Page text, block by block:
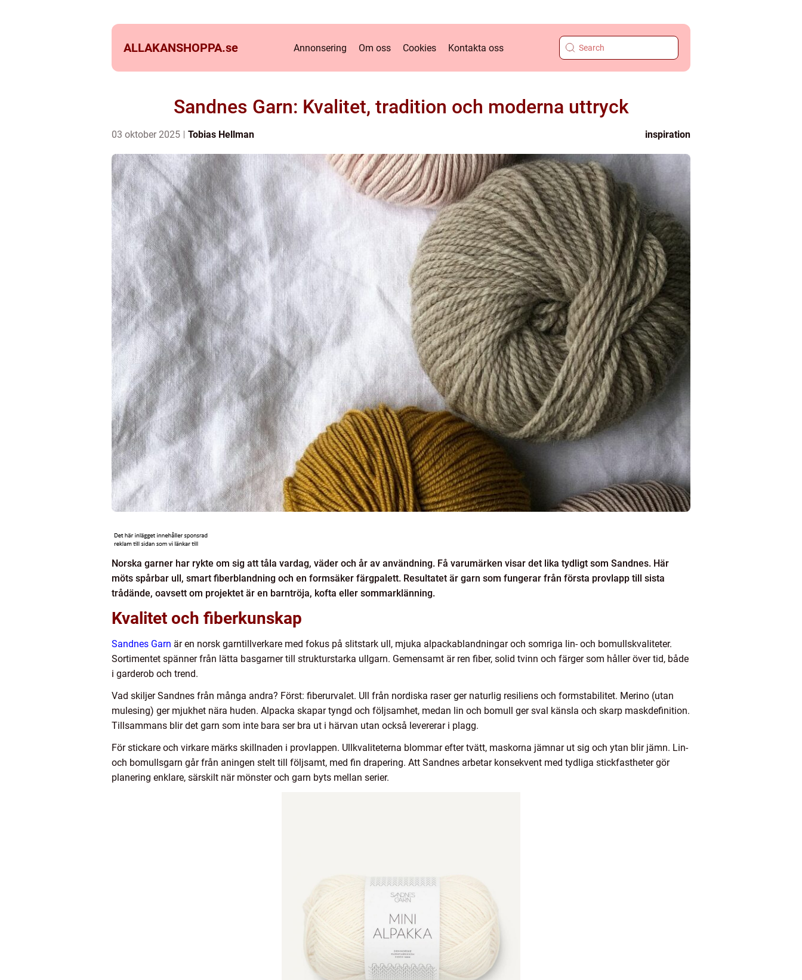
ALLAKANSHOPPA.se Annonsering Om oss Cookies Kontakta oss
Sandnes Garn: Kvalitet, tradition och moderna uttryck
03 oktober 2025 Tobias Hellman inspiration
Norska garner har rykte om sig att tåla vardag, väder och år av användning. Få varumärken visar det lika tydligt som Sandnes. Här
möts spårbar ull, smart fiberblandning och en formsäker färgpalett. Resultatet är garn som fungerar från första provlapp till sista
trådände, oavsett om projektet är en barntröja, kofta eller sommarklänning.
Kvalitet och fiberkunskap
Sandnes Garn är en norsk garntillverkare med fokus på slitstark ull, mjuka alpackablandningar och somriga lin- och bomullskvaliteter.
Sortimentet spänner från lätta basgarner till strukturstarka ullgarn. Gemensamt är ren fiber, solid tvinn och färger som håller över tid, både
i garderob och trend.
Vad skiljer Sandnes från många andra? Först: fiberurvalet. Ull från nordiska raser ger naturlig resiliens och formstabilitet. Merino (utan
mulesing) ger mjukhet nära huden. Alpacka skapar tyngd och följsamhet, medan lin och bomull ger sval känsla och skarp maskdefinition.
Tillsammans blir det garn som inte bara ser bra ut i härvan utan också levererar i plagg.
För stickare och virkare märks skillnaden i provlappen. Ullkvaliteterna blommar efter tvätt, maskorna jämnar ut sig och ytan blir jämn. Lin-
och bomullsgarn går från aningen stelt till följsamt, med fin drapering. Att Sandnes arbetar konsekvent med tydliga stickfastheter gör
planering enklare, särskilt när mönster och garn byts mellan serier.